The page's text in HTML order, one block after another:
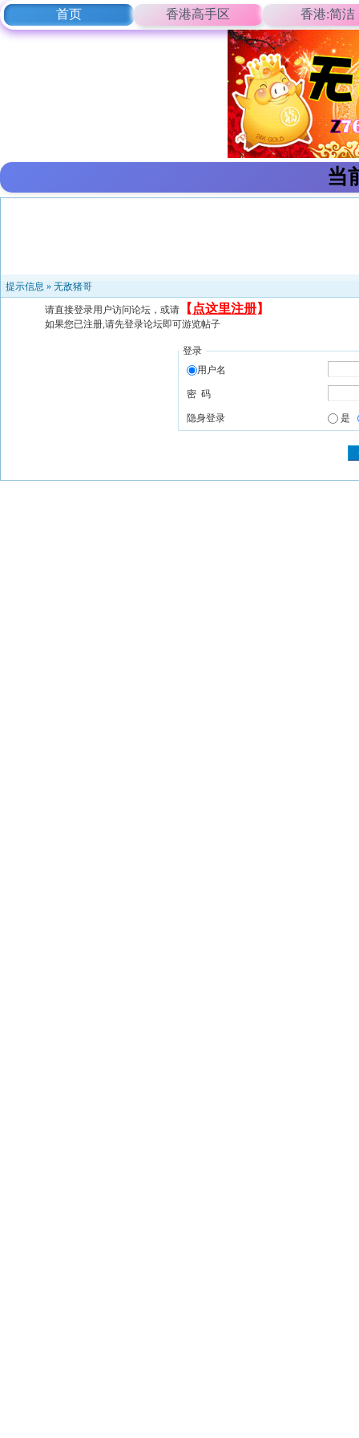
首页 香港高手区 香港:简洁
当
提示信息 » 无敌猪哥
请直接登录用户访问论坛，或请 【 点这里注册】
如果您已注册,请先登录论坛即可游览帖子
登录
用户名
密 码
隐身登录 是